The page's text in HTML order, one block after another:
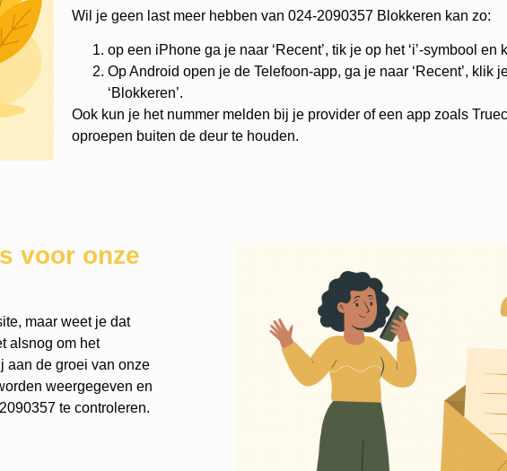
Wil je geen last meer hebben van 024-2090357 Blokkeren kan zo:
op een iPhone ga je naar ‘Recent’, tik je op het ‘i’-symbool en
Op Android open je de Telefoon-app, ga je naar ‘Recent’, klik
‘Blokkeren’.
Ook kun je het nummer melden bij je provider of een app zoals
oproepen buiten de deur te houden.
voor onze
maar weet je dat
alsnog om het
aan de groei van onze
weergegeven en
te controleren.